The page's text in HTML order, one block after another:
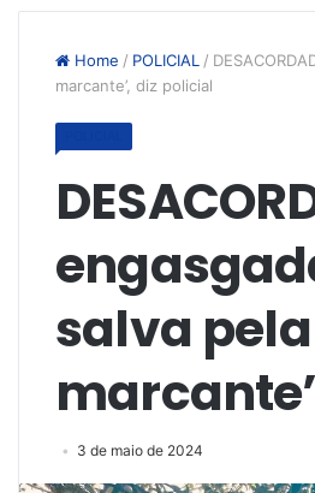
Home / POLICIAL /
marcante’, diz policial
salva pela
3 de maio de 2024